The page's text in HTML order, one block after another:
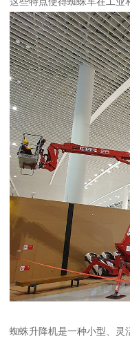
蜘蛛升降机是一种小型、灵